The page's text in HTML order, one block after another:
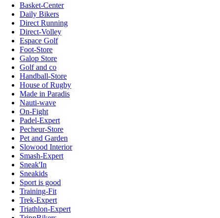
Basket-Center
Daily Bikers
Direct Running
Direct-Volley
Espace Golf
Foot-Store
Galop Store
Golf and co
Handball-Store
House of Rugby
Made in Paradis
Nauti-wave
On-Fight
Padel-Expert
Pecheur-Store
Pet and Garden
Slowood Interior
Smash-Expert
Sneak'In
Sneakids
Sport is good
Training-Fit
Trek-Expert
Triathlon-Expert